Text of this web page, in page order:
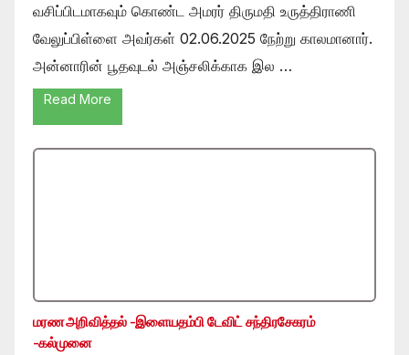
வசிப்பிடமாகவும் கொண்ட அமரர் திருமதி உருத்திராணி
வேலுப்பிள்ளை அவர்கள் 02.06.2025 நேற்று காலமானார்.
அன்னாரின் பூதவுடல் அஞ்சலிக்காக இல …
Read More
மரண அறிவித்தல் -இளையதம்பி டேவிட் சந்திரசேகரம்
-கல்முனை